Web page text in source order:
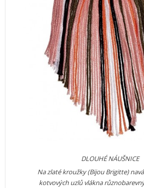
DLOUHÉ NÁUŠNICE
Na zlaté kroužky (Bijou Brigitte)
kotvových uzlů vlákna